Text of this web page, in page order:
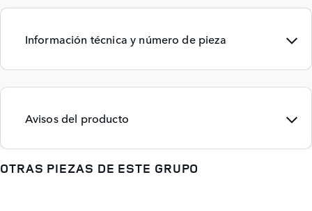
Información técnica y número de pieza
Avisos del producto
OTRAS PIEZAS DE ESTE GRUPO